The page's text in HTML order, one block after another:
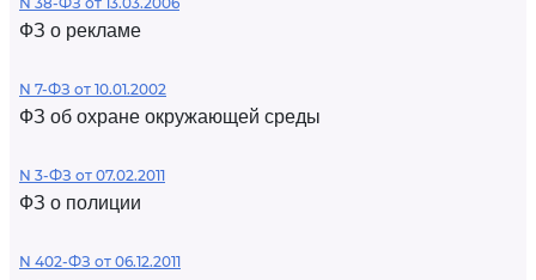
ФЗ о рекламе
N 7-ФЗ от 10.01.2002
ФЗ об охране окружающей среды
N 3-ФЗ от 07.02.2011
ФЗ о полиции
N 402-ФЗ от 06.12.2011